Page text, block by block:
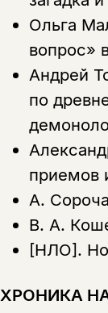
Ольга
вопрос»
Андрей
по
приемов
А.
В. А.
[НЛО].
ХРОНИКА